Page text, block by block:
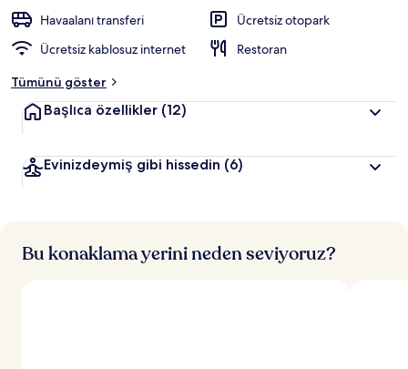
Havaalanı transferi
Ücretsiz otopark
Ücretsiz kablosuz internet
Restoran
Tümünü göster
Başlıca özellikler (12)
Evinizdeymiş gibi hissedin (6)
Bu konaklama yerini neden seviyoruz?